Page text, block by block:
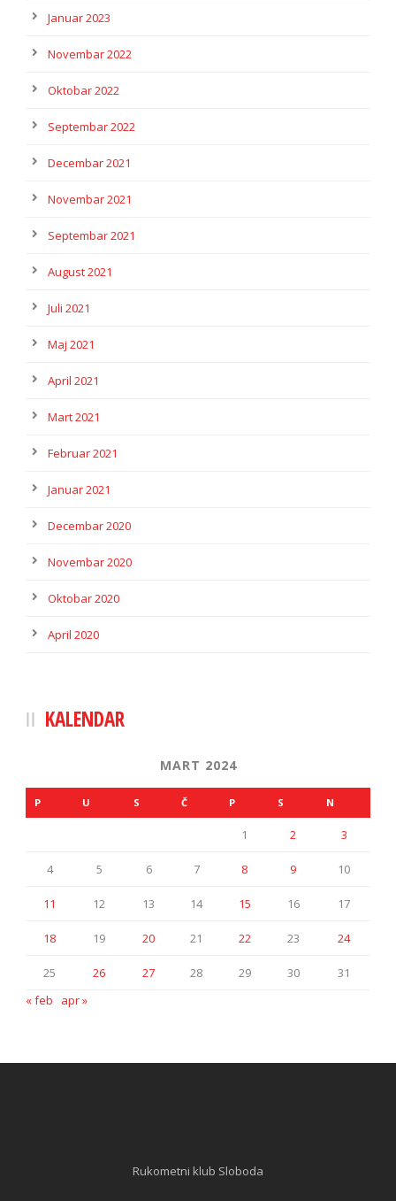
Januar 2023
Novembar 2022
Oktobar 2022
Septembar 2022
Decembar 2021
Novembar 2021
Septembar 2021
August 2021
Juli 2021
Maj 2021
April 2021
Mart 2021
Februar 2021
Januar 2021
Decembar 2020
Novembar 2020
Oktobar 2020
April 2020
KALENDAR
MART 2024
P U S Č P S N
1 2 3
4 5 6 7 8 9 10
11 12 13 14 15 16 17
18 19 20 21 22 23 24
25 26 27 28 29 30
31
« feb
apr »
Rukometni klub Sloboda